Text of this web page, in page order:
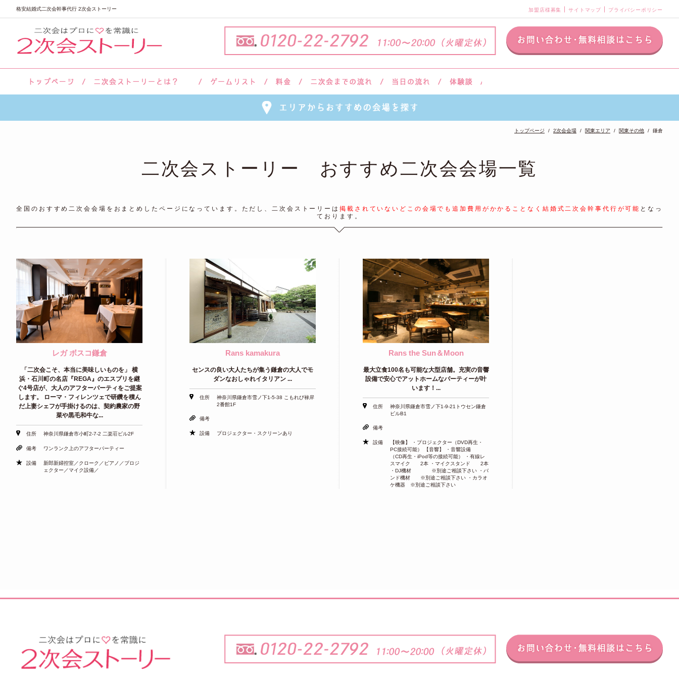
格安結婚式二次会幹事代行 2次会ストーリー 加盟店様募集 サイトマップ プライバシーポリシー
トップページ 2次会会場 関東エリア 関東その他 鎌倉
二次会ストーリー おすすめ二次会会場一覧
全国のおすすめ二次会会場をおまとめしたページになっています。ただし、二次会ストーリーは 掲載されていないどこの会場でも追加費用がかかることなく結婚式二次会幹事代行が可能 となっ
ております。
レガ ボスコ鎌倉
「二次会こそ、本当に美味しいものを」 横
浜・石川町の名店『REGA』のエスプリを継
ぐ4号店が、大人のアフターパーティをご提案
します。 ローマ・フィレンツェで研鑽を積ん
だ上妻シェフが手掛けるのは、契約農家の野
菜や黒毛和牛な...
住所 神奈川県鎌倉市小町2-7-2 二楽荘ビル2F
備考 ワンランク上のアフターパーティー
設備
新郎新婦控室／クローク／ピアノ／プロジ
ェクター／マイク設備／
Rans kamakura
センスの良い大人たちが集う鎌倉の大人でモ
ダンなおしゃれイタリアン ...
住所
神奈川県鎌倉市雪ノ下1-5-38 こもれび禄岸
2番館1F
備考
設備 プロジェクター・スクリーンあり
Rans the Sun＆Moon
最大立食100名も可能な大型店舗。充実の音響
設備で安心でアットホームなパーティーが叶
います！...
住所
神奈川県鎌倉市雪ノ下1-9-21トウセン鎌倉
ビルB1
備考
設備
【映像】 ・プロジェクター（DVD再生・
PC接続可能） 【音響】 ・音響設備
（CD再生・iPod等の接続可能） ・有線レ
スマイク 2本 ・マイクスタンド 2本
・DJ機材 ※別途ご相談下さい ・バ
ンド機材 ※別途ご相談下さい ・カラオ
ケ機器 ※別途ご相談下さい